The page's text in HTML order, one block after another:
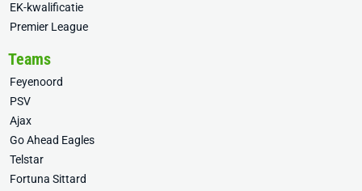
EK-kwalificatie
Premier League
Teams
Feyenoord
PSV
Ajax
Go Ahead Eagles
Telstar
Fortuna Sittard